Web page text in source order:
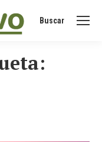
Buscar:
Buscar